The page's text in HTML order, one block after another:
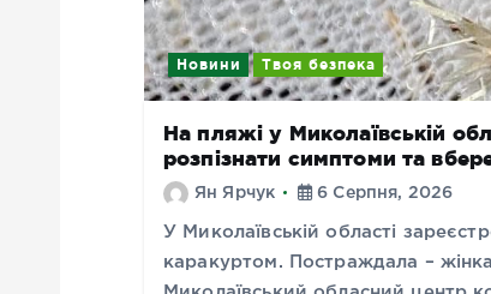
Новини Твоя безпека
На пляжі у Миколаївській
розпізнати симптоми та
Ян Ярчук 6 Серпня, 2026
У Миколаївській області
каракуртом. Постраждала –